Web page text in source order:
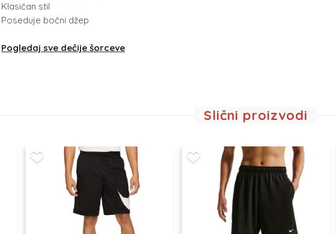
Klasičan stil
Poseduje bočni džep
Pogledaj sve dečije šorceve
Slični proizvodi